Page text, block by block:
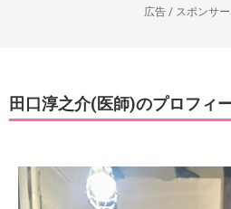
広告 / スポンサ
田口淳之介(医師)のプロフィ